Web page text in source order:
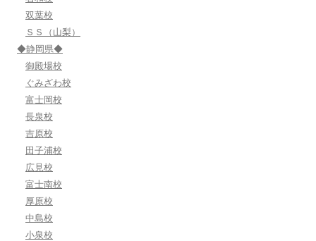
双葉校
ＳＳ（山梨）
◆静岡県◆
御殿場校
ぐみざわ校
富士岡校
長泉校
吉原校
田子浦校
広見校
富士南校
厚原校
中島校
小泉校